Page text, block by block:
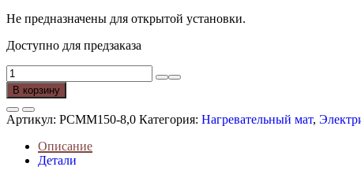
Не предназначены для открытой установки.
Доступно для предзаказа
Количество
товара
Нагревательный
мат
PRIMOCLIMA
PCMM150-
В корзину
Артикул: PCMM150-8,0 Категория: Нагревательный мат,
Описание
Детали